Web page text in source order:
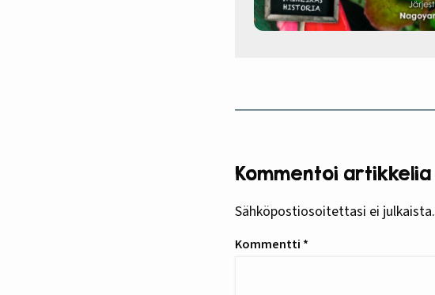
Kommentoi artikkelia
Sähköpostiosoitettasi ei julkaista.
Kommentti *